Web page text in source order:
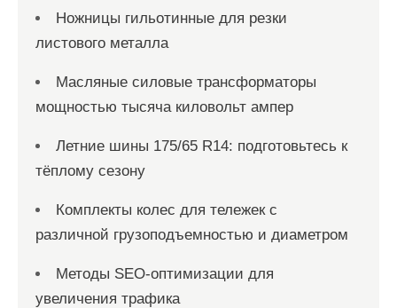
Ножницы гильотинные для резки
листового металла
Масляные силовые трансформаторы
мощностью тысяча киловольт ампер
Летние шины 175/65 R14: подготовьтесь к
тёплому сезону
Комплекты колес для тележек с
различной грузоподъемностью и диаметром
Методы SEO-оптимизации для
увеличения трафика